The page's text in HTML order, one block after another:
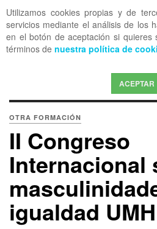
Utilizamos cookies propias y de
servicios mediante el análisis de los
en el botón de aceptación si quieres
términos de nuestra política de
ACEPTAR
OFF CANVAS
OTRA FORMACIÓN
II Congreso
Internacional
igualdad UMH